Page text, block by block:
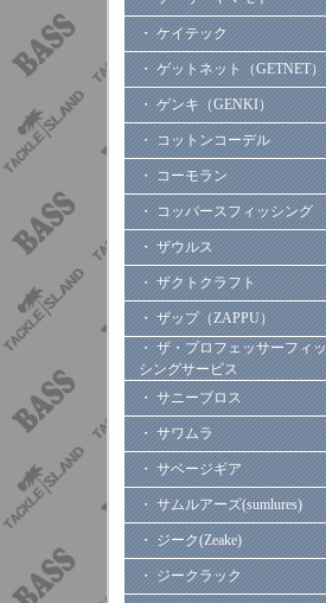
・ ケイテック
・ ゲットネット（GETNET）
・ ゲンキ（GENKI）
・ コットンコーデル
・ コーモラン
・ コッパースフィッシング
・ ザウルス
・ ザクトクラフト
・ ザップ（ZAPPU）
・ ザ・プロフェッサーフィッ
シングサービス
・ サニーブロス
・ サワムラ
・ サベージギア
・ サムルアーズ(sumlures)
・ ジーク(Zeake)
・ ジークラック